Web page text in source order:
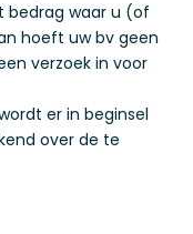
bedrag waar u (of
hoeft uw bv geen
verzoek in voor
er in beginsel
over de te